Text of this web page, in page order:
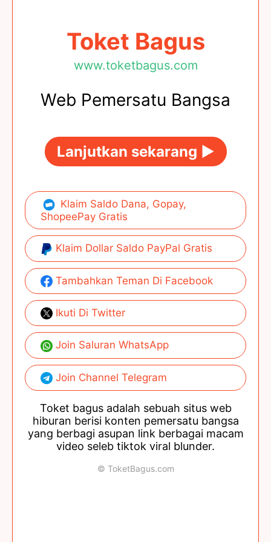
Toket Bagus
www.toketbagus.com
Web Pemersatu Bangsa
Lanjutkan sekarang ►
Klaim Saldo Dana, Gopay,
ShopeePay Gratis
Klaim Dollar Saldo PayPal Gratis
Tambahkan Teman Di Facebook
Ikuti Di Twitter
Join Saluran WhatsApp
Join Channel Telegram
Toket bagus adalah sebuah situs web
hiburan berisi konten pemersatu bangsa
yang berbagi asupan link berbagai macam
video seleb tiktok viral blunder.
© ToketBagus.com